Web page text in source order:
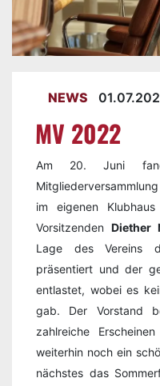
NEWS
MV 2022
Am 20. Juni
im eigenen
VorsitzendenDiether
Lage des Vereins
präsentiert und der
entlastet, wobei es
gab. Der Vorstand
zahlreiche
weiterhin noch ein
nächstes das